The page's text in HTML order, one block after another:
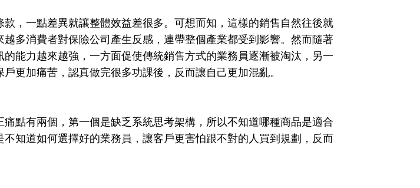
，一點差異就讓整體效益差很多。可想而知，這樣的銷售自然往後就
多消費者對保險公司產生反感，連帶整個產業都受到影響。然而隨著
能力越來越強，一方面促使傳統銷售方式的業務員逐漸被淘汰，另一
更加痛苦，認真做完很多功課後，反而讓自己更加混亂。
點有兩個，第一個是缺乏系統思考架構，所以不知道哪種商品是適合
知道如何選擇好的業務員，讓客戶更害怕跟不對的人買到規劃，反而